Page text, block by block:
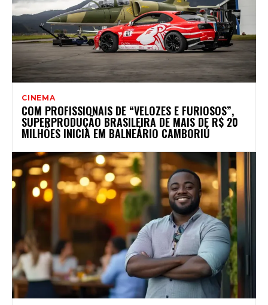
CINEMA
COM PROFISSIONAIS DE “VELOZES E FURIOSOS”,
SUPERPRODUÇÃO BRASILEIRA DE MAIS DE R$ 20
MILHÕES INICIA EM BALNEÁRIO CAMBORIÚ